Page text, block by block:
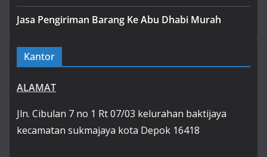
Jasa Pengiriman Barang Ke Abu Dhabi Murah
Kantor
ALAMAT
Jln. Cibulan 7 no 1 Rt 07/03 kelurahan baktijaya
kecamatan sukmajaya kota Depok 16418